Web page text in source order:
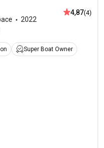
2022
4,87(4)
Super Boat Owner